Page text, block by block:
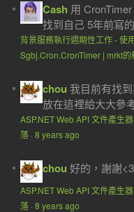
Cash 用
找到自己 5年前寫
背景服務執行週期性工作 - 使
Sgbj.Cron.CronTimer | mrkt
chou 我目前有找
放在這裡給大大參
ASP.NET Web API 文件產生
落· 8 years ago
chou 好的，謝謝<3
ASP.NET Web API 文件產生
落· 8 years ago